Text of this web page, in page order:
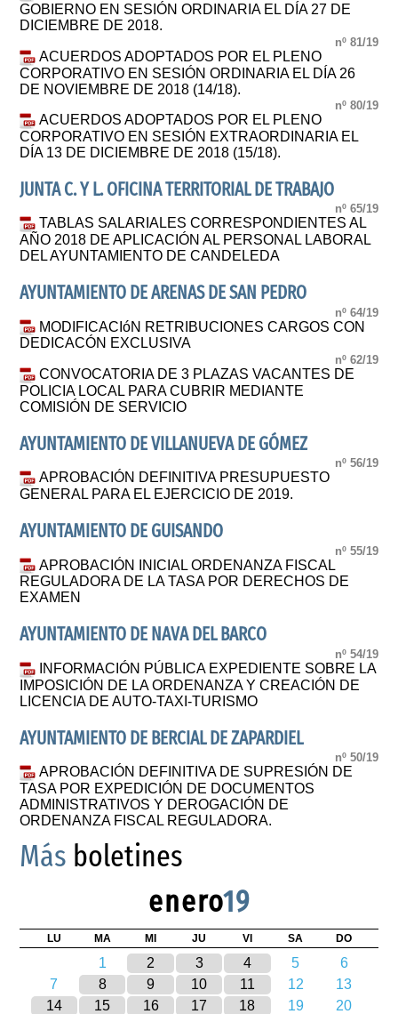
GOBIERNO EN SESIÓN ORDINARIA EL DÍA 27 DE
DICIEMBRE DE 2018.
nº 81/19
ACUERDOS ADOPTADOS POR EL PLENO
CORPORATIVO EN SESIÓN ORDINARIA EL DÍA 26
DE NOVIEMBRE DE 2018 (14/18).
nº 80/19
ACUERDOS ADOPTADOS POR EL PLENO
CORPORATIVO EN SESIÓN EXTRAORDINARIA EL
DÍA 13 DE DICIEMBRE DE 2018 (15/18).
JUNTA C. Y L. OFICINA TERRITORIAL DE TRABAJO
nº 65/19
TABLAS SALARIALES CORRESPONDIENTES AL
AÑO 2018 DE APLICACIÓN AL PERSONAL LABORAL
DEL AYUNTAMIENTO DE CANDELEDA
AYUNTAMIENTO DE ARENAS DE SAN PEDRO
nº 64/19
MODIFICACIóN RETRIBUCIONES CARGOS CON
DEDICACÓN EXCLUSIVA
nº 62/19
CONVOCATORIA DE 3 PLAZAS VACANTES DE
POLICIA LOCAL PARA CUBRIR MEDIANTE
COMISIÓN DE SERVICIO
AYUNTAMIENTO DE VILLANUEVA DE GÓMEZ
nº 56/19
APROBACIÓN DEFINITIVA PRESUPUESTO
GENERAL PARA EL EJERCICIO DE 2019.
AYUNTAMIENTO DE GUISANDO
nº 55/19
APROBACIÓN INICIAL ORDENANZA FISCAL
REGULADORA DE LA TASA POR DERECHOS DE
EXAMEN
AYUNTAMIENTO DE NAVA DEL BARCO
nº 54/19
INFORMACIÓN PÚBLICA EXPEDIENTE SOBRE LA
IMPOSICIÓN DE LA ORDENANZA Y CREACIÓN DE
LICENCIA DE AUTO-TAXI-TURISMO
AYUNTAMIENTO DE BERCIAL DE ZAPARDIEL
nº 50/19
APROBACIÓN DEFINITIVA DE SUPRESIÓN DE
TASA POR EXPEDICIÓN DE DOCUMENTOS
ADMINISTRATIVOS Y DEROGACIÓN DE
ORDENANZA FISCAL REGULADORA.
Más boletines
enero19
LU MA MI JU VI SA DO
1 2 3 4 5
6
7
8 9 10 11 12
13
14
15 16 17 18 19
20